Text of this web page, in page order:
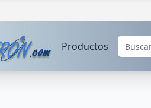
Productos